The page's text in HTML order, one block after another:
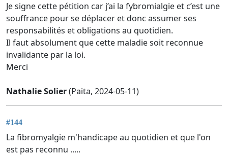
Je signe cette pétition car j’ai la fybromialgie et c’est une
souffrance pour se déplacer et donc assumer ses
responsabilités et obligations au quotidien.
Il faut absolument que cette maladie soit reconnue
invalidante par la loi.
Merci
Nathalie Solier(Paita, 2024-05-11)
#144
La fibromyalgie m'handicape au quotidien et que l'on
est pas reconnu .....